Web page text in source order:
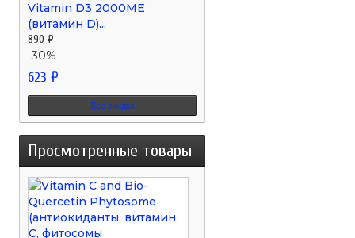
Vitamin D3 2000ME
(витамин D)...
890 ₽
-30%
623 ₽
Все скидки
Просмотренные товары